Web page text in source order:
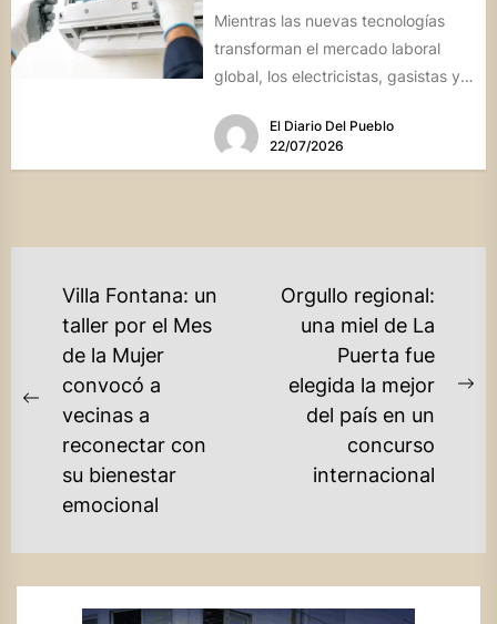
Mientras las nuevas tecnologías
transforman el mercado laboral
global, los electricistas, gasistas y
alza debido a...El Diario Del Pueblo
22/07/2026
NAVEGACIÓN
ENTRADAS
Previous
post:
Villa Fontana: un
taller por el Mes
de la Mujer
convocó a
vecinas a
reconectar con
su bienestar
emocional
Orgullo regional:
una miel de La
Puerta fue
elegida la mejor
del país en un
concurso
internacional